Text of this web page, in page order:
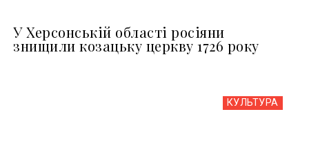
У Херсонській області росіяни
знищили козацьку церкву 1726 року
КУЛЬТУРА